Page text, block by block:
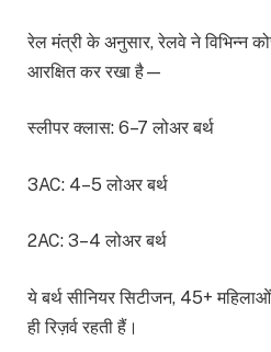
रेल मंत्री के अनुसार, रेलवे ने विभिन्न
आरक्षित कर रखा है—
स्लीपर क्लास: 6–7 लोअर बर्थ
3AC: 4–5 लोअर बर्थ
2AC: 3–4 लोअर बर्थ
ये बर्थ सीनियर सिटीजन, 45+
ही रिज़र्व रहती हैं।